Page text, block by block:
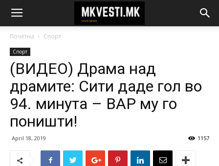
Почетна Спорт
Спорт
(ВИДЕО) Драма над
драмите: Сити даде гол во
94. минута – ВАР му го
поништи!
April 18, 2019 1157